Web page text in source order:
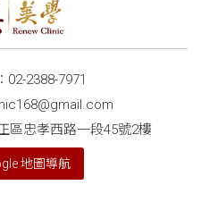
02-2388-7971
區忠孝西路一段45號2樓
地圖導航